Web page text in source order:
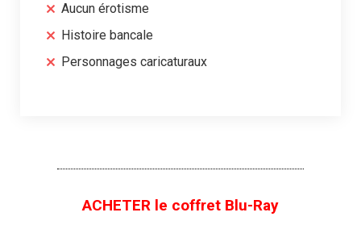
Aucun érotisme
Histoire bancale
Personnages caricaturaux
ACHETER le coffret Blu-Ray